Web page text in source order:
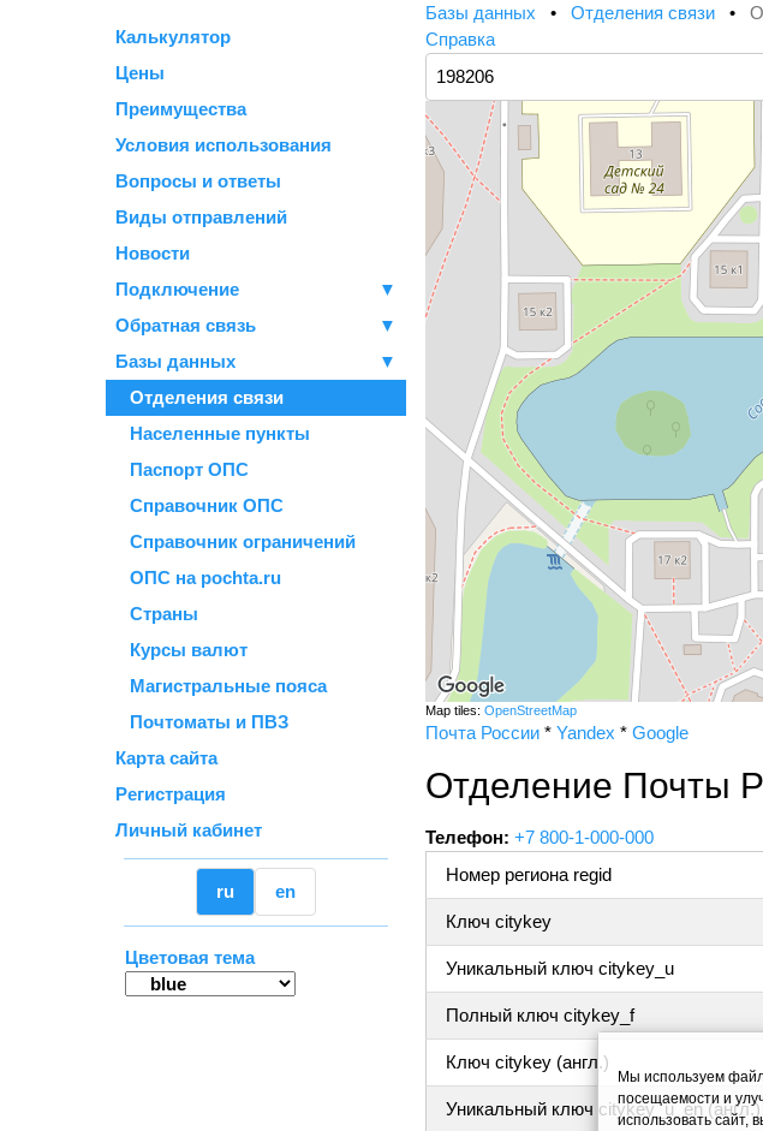
Калькулятор
Цены
Преимущества
Условия использования
Вопросы и ответы
Виды отправлений
Новости
Подключение
▼
Обратная связь
▼
Базы данных
▼
Отделения связи
Населенные пункты
Паспорт ОПС
Справочник ОПС
Справочник ограничений
ОПС на pochta.ru
Страны
Курсы валют
Магистральные пояса
Почтоматы и ПВЗ
Карта сайта
Регистрация
Личный кабинет
ru en
Цветовая тема
Базы данных • Отделения связи •
Справка
Map tiles: OpenStreetMap
Почта России * Yandex * Google
Отделение Почты
Телефон: +7 800-1-000-000
Номер региона regid
Ключ citykey
Уникальный ключ citykey_u
Полный ключ citykey_f
Ключ citykey (англ.)
Уникальный ключ citykey_u_en (англ.)
Мы используем
посещаемости и
использовать сайт,